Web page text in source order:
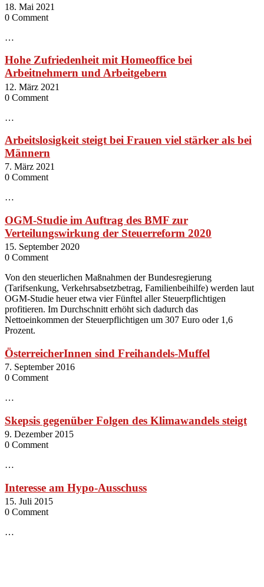
18. Mai 2021
0 Comment
…
Hohe Zufriedenheit mit Homeoffice bei
Arbeitnehmern und Arbeitgebern
12. März 2021
0 Comment
…
Arbeitslosigkeit steigt bei Frauen viel stärker als bei
Männern
7. März 2021
0 Comment
…
OGM-Studie im Auftrag des BMF zur
Verteilungswirkung der Steuerreform 2020
15. September 2020
0 Comment
Von den steuerlichen Maßnahmen der Bundesregierung
(Tarifsenkung, Verkehrsabsetzbetrag, Familienbeihilfe) werden laut
OGM-Studie heuer etwa vier Fünftel aller Steuerpflichtigen
profitieren. Im Durchschnitt erhöht sich dadurch das
Nettoeinkommen der Steuerpflichtigen um 307 Euro oder 1,6
Prozent.
ÖsterreicherInnen sind Freihandels-Muffel
7. September 2016
0 Comment
…
Skepsis gegenüber Folgen des Klimawandels steigt
9. Dezember 2015
0 Comment
…
Interesse am Hypo-Ausschuss
15. Juli 2015
0 Comment
…